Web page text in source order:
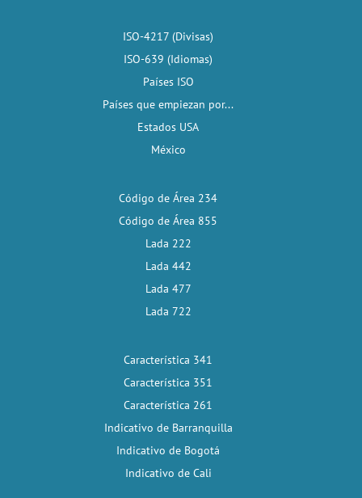
ISO-4217 (Divisas)
ISO-639 (Idiomas)
Países ISO
Países que empiezan por...
Estados USA
México
Código de Área 234
Código de Área 855
Lada 222
Lada 442
Lada 477
Lada 722
Característica 341
Característica 351
Característica 261
Indicativo de Barranquilla
Indicativo de Bogotá
Indicativo de Cali